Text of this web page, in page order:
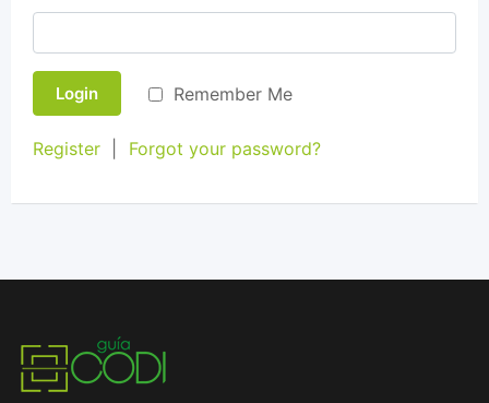
Login Remember Me
Register Forgot your password?